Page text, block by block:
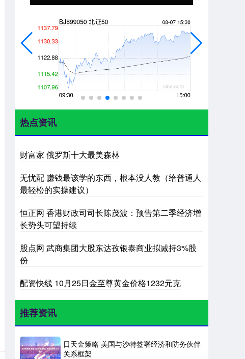
热点资讯
财富家 俄罗斯十大最美森林
无忧配 赚钱最该学的东西，根本没人教（给普通人
最轻松的实操建议）
恒正网 香港财政司司长陈茂波：预告第二季经济增
长势头可望持续
股点网 武商集团大股东达孜银泰商业拟减持3%股
份
配资快线 10月25日金至尊黄金价格1232元克
推荐资讯
日天金策略 美国与沙特签署经济和防务伙伴
关系框架